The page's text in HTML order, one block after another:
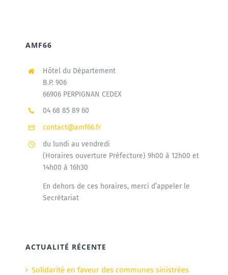
AMF66
Hôtel du Département
B.P. 906
66906 PERPIGNAN CEDEX
04 68 85 89 60
contact@amf66.fr
du lundi au vendredi
(Horaires ouverture Préfecture) 9h00 à 12h00 et
14h00 à 16h30
En dehors de ces horaires, merci d’appeler le
Secrétariat
ACTUALITÉ RÉCENTE
Solidarité en faveur des communes sinistrées